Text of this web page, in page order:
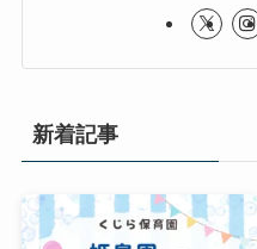
新着記事